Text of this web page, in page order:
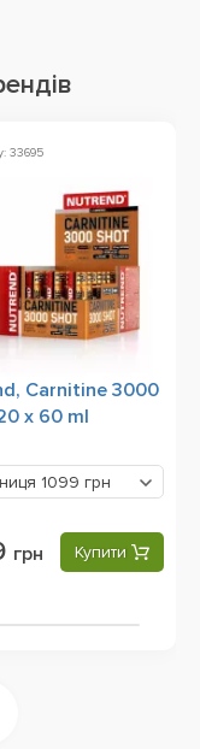
33695
Carnitine 3000
x 60 ml
1099 грн
грн Купити